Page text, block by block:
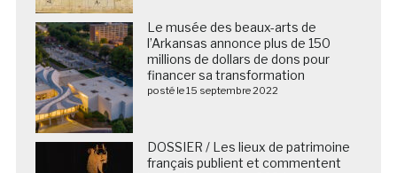
Le musée des beaux-arts de
l’Arkansas annonce plus de 150
millions de dollars de dons pour
financer sa transformation
posté le 15 septembre 2022
DOSSIER / Les lieux de patrimoine
français publient et commentent